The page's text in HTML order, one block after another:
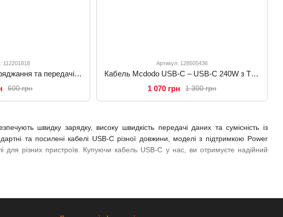
швидку зарядку, високу швидкість передачі даних та сумісність із
та посилені кабелі USB-C різної довжини, моделі з підтримкою Power
для різних пристроїв. Купуючи кабель USB-C у нас, ви отримуєте надійний
112201818
Кабель швидкого заряджання та передачі даних Mcdodo 240W USB-C to USB-C 2м для Macbook Air Pro 14 16 CA-3681 Чорний
600 грн
Артикул: 128505436
Кабель Mcdodo USB-C – USB-C 240W з TFT дисплеєм, PD швидка зарядка 5A, 1.2 м, чорний CA-8750
1 300 грн
1 070 грн